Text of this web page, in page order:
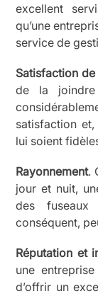
excellent
qu’une
service de
Satisfaction
de la
satisfaction et,
lui soient
Rayonnement.
jour et nuit,
des
conséquent,
Réputation et
une
d’offrir un